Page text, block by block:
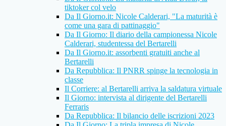
tiktoker col velo
Da Il Giorno.it: Nicole Calderari, "La maturità è
come una gara di pattinaggio"
Da Il Giorno: Il diario della campionessa Nicole
Calderari, studentessa del Bertarelli
Da Il Giorno.it: assorbenti gratuiti anche al
Bertarelli
Da Repubblica: Il PNRR spinge la tecnologia in
classe
Il Corriere: al Bertarelli arriva la saldatura virtuale
Il Giorno: intervista al dirigente del Bertarelli
Ferraris
Da Repubblica: Il bilancio delle iscrizioni 2023